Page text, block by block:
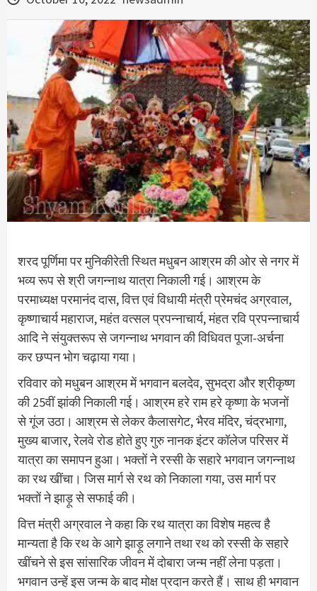
शरद पूर्णिमा पर मुनिकीरेती स्थित मधुबन आश्रम की ओर से नगर में
भव्य रूप से श्री जगन्नाथ यात्रा निकाली गई। आश्रम के
परमाध्यक्ष परमानंद दास, वित्त एवं विधायी मंत्री प्रेमचंद अग्रवाल,
कृष्णाचार्य महाराज, महंत वत्सल प्रपन्नाचार्य, मंहत रवि प्रपन्नाचार्य
आदि ने संयुक्तरूप से जगन्नाथ भगवान की विधिवत पूजा-अर्चना
कर छप्पन भोग चढ़ाया गया।
रविवार को मधुबन आश्रम में भगवान बलदेव, सुभद्रा और श्रीकृष्ण
की 25वीं झांकी निकाली गई। आश्रम हरे राम हरे कृष्णा के भजनों
से गूंज उठा। आश्रम से लेकर कैलासगेट, भैरव मंदिर, चंद्रभागा,
मुख्य बाजार, रेलवे रोड होते हुए गुरु नानक इंटर कॉलेज परिसर में
यात्रा का समापन हुआ। भक्तों ने रस्सी के सहारे भगवान जगन्नाथ
का रथ खींचा। जिस मार्ग से रथ को निकाला गया, उस मार्ग पर
भक्तों ने झाड़ू से सफाई की।
वित्त मंत्री अग्रवाल ने कहा कि रथ यात्रा का विशेष महत्व है
मान्यता है कि रथ के आगे झाड़ू लगाने तथा रथ को रस्सी के सहारे
खींचने से इस सांसारिक जीवन में दोबारा जन्म नहीं लेना पड़ता।
भगवान उन्हें इस जन्म के बाद मोक्ष प्रदान करते हैं। साथ ही भगवान